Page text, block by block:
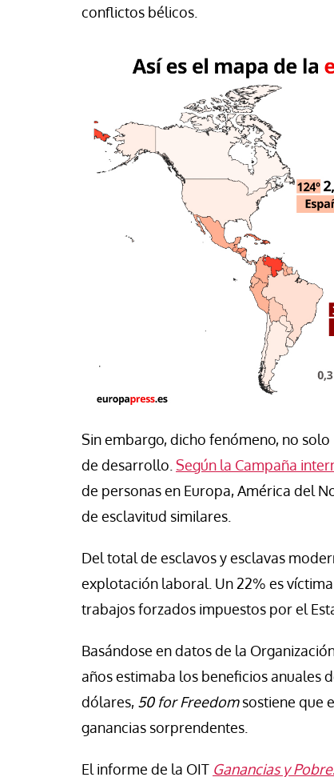
conflictos bélicos.
Sin embargo, dicho fenómeno, no
de desarrollo. Según la Campaña
de personas en Europa, América del
de esclavitud similares.
Del total de esclavos y esclavas
explotación laboral. Un 22% es
trabajos forzados impuestos por el
Basándose en datos de la
años estimaba los beneficios anuales
dólares, 50 for Freedomsostiene que
ganancias sorprendentes.
El informe de la OIT Ganancias y